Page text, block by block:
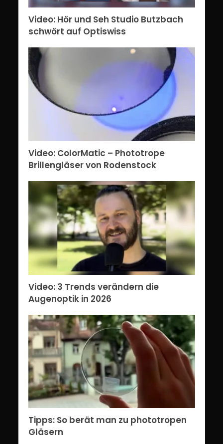
Video: Hör und Seh Studio Butzbach
schwört auf Optiswiss
Video: ColorMatic – Phototrope
Brillengläser von Rodenstock
Video: 3 Trends verändern die
Augenoptik in 2026
Tipps: So berät man zu phototropen
Gläsern